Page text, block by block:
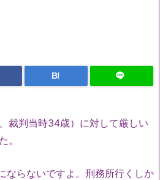
B!
裁判当時34歳）に対して厳しい
。
ならないですよ。刑務所行くしか